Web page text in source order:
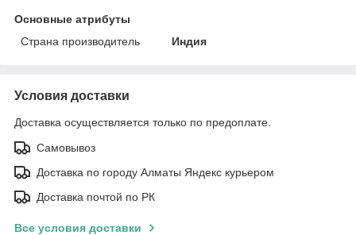
Основные атрибуты
Страна производитель
Индия
Условия доставки
Доставка осуществляется только по предоплате.
Самовывоз
Доставка по городу Алматы Яндекс курьером
Доставка почтой по РК
Все условия доставки